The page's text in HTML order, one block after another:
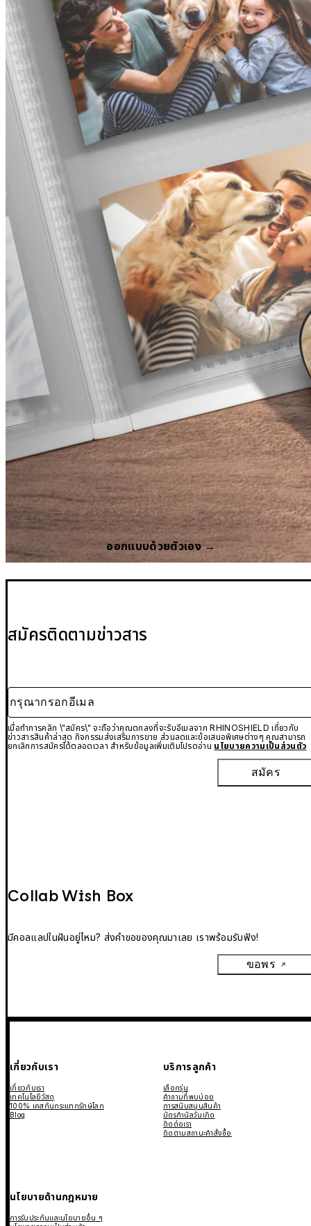
ออกแบบด้วยตัวเอง →
สมัครติดตามข่าวสาร
กรุณากรอกอีเมล
เมื่อทำการคลิก \"สมัคร\" จะถือว่าคุณตกลงที่จะรับอีเมลจาก RHINOSHIELD เกี่ยวกับ
ข่าวสารสินค้าล่าสุด กิจกรรมส่งเสริมการขาย ส่วนลดและข้อเสนอพิเศษต่างๆ คุณสามารถ
ยกเลิกการสมัครได้ตลอดเวลา สำหรับข้อมูลเพิ่มเติมโปรดอ่าน นโยบายความเป็นส่วนตัว
สมัคร
Collab Wish Box
มีคอลแลปในฝันอยู่ไหม? ส่งคำขอของคุณมาเลย เราพร้อมรับฟัง!
ขอพร
เกี่ยวกับเรา
เกี่ยวกับเรา
เทคโนโลยีวัสดุ
100% เคสกันกระแทกรักษ์โลก
Blog
บริการลูกค้า
เลือกรุ่น
คำถามที่พบบ่อย
การสนับสนุนสินค้า
บัตรกำนัลวันเกิด
ติดต่อเรา
ติดตามสถานะคำสั่งซื้อ
นโยบายด้านกฎหมาย
การรับประกันและนโยบายอื่น ๆ